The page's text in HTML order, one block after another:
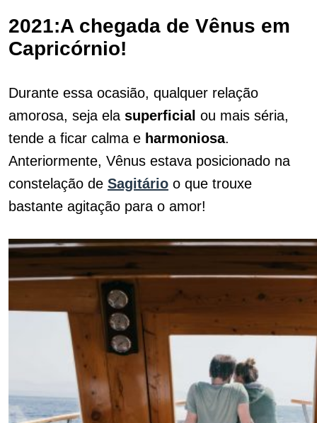
2021:A chegada de Vênus em
Capricórnio!
Durante essa ocasião, qualquer relação
amorosa, seja ela superficial ou mais séria,
tende a ficar calma e harmoniosa.
Anteriormente, Vênus estava posicionado na
constelação de Sagitário o que trouxe
bastante agitação para o amor!